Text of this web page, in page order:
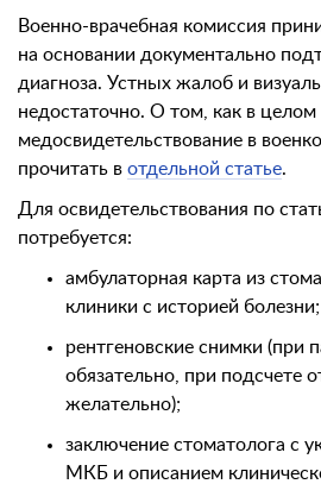
Военно-врачебная комиссия
на основании документально
диагноза. Устных жалоб и
недостаточно. О том, как в
медосвидетельствование в
прочитать в отдельной статье.
Для освидетельствования по
потребуется:
амбулаторная карта из
клиники с историей болезни;
рентгеновские снимки (при
обязательно, при подсчете
желательно);
заключение стоматолога с
МКБ и описанием